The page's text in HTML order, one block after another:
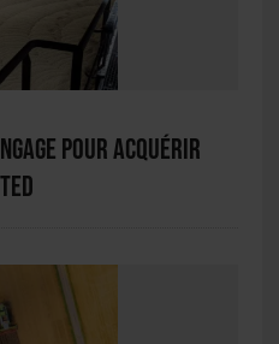
pour acquérir